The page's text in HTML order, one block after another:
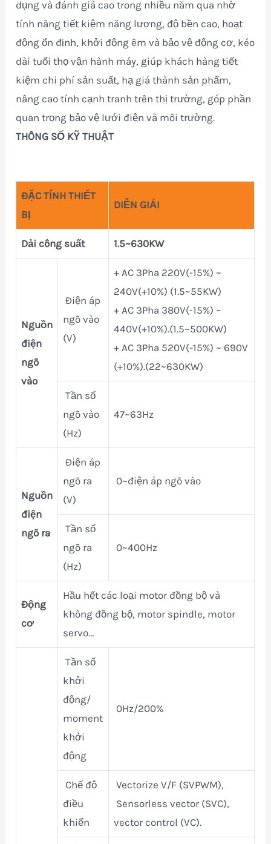
dụng và đánh giá cao trong nhiều năm qua nhờ
tính năng tiết kiệm năng lượng, độ bền cao, hoạt
động ổn định, khởi động êm và bảo vệ động cơ, kéo
dài tuổi thọ vận hành máy, giúp khách hàng tiết
kiệm chi phí sản suất, hạ giá thành sản phẩm,
nâng cao tính cạnh tranh trên thị trường, góp phần
quan trọng bảo vệ lưới điện và môi trường.
THÔNG SỐ KỸ THUẬT
ĐẶC TÍNH THIẾT
BỊ
DIỄN GIẢI
Dải công suất 1.5~630KW
Nguồn
điện
ngõ
vào
Điện áp
ngõ vào
(V)
+ AC 3Pha 220V(-15%) ~
240V(+10%) (1.5~55KW)
+ AC 3Pha 380V(-15%) ~
440V(+10%).(1.5~500KW)
+ AC 3Pha 520V(-15%) ~ 690V
(+10%).(22~630KW)
Tần số
ngõ vào
(Hz)
47~63Hz
Nguồn
điện
ngõ ra
Điện áp
ngõ ra
(V)
0~điện áp ngõ vào
Tần số
ngõ ra
(Hz)
0~400Hz
Động
cơ
Hầu hết các loại motor đồng bộ và
không đồng bộ, motor spindle, motor
servo…
Tần số
khởi
động/
moment
khởi
động
0Hz/200%
Chế độ
điều
khiển
Vectorize V/F (SVPWM),
Sensorless vector (SVC),
vector control (VC).